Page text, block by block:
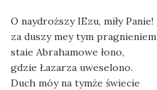
O naydroższy IEzu, miły Panie!
za duszy mey tym pragnieniem
staie Abrahamowe łono,
gdzie Łazarza uweselono.
Duch móy na tymże świecie